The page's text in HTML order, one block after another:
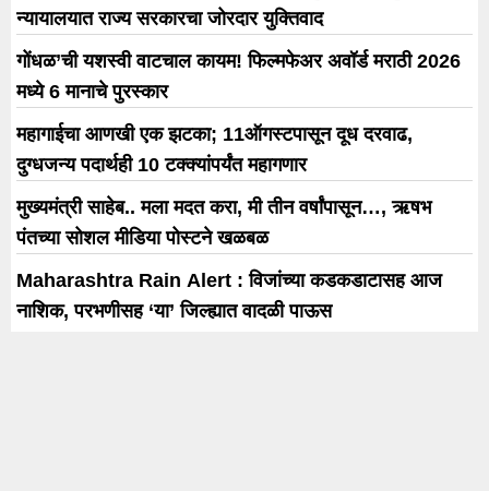
न्यायालयात राज्य सरकारचा जोरदार युक्तिवाद
गोंधळ’ची यशस्वी वाटचाल कायम! फिल्मफेअर अवॉर्ड मराठी 2026
मध्ये 6 मानाचे पुरस्कार
महागाईचा आणखी एक झटका; 11ऑगस्टपासून दूध दरवाढ,
दुग्धजन्य पदार्थही 10 टक्क्यांपर्यंत महागणार
मुख्यमंत्री साहेब.. मला मदत करा, मी तीन वर्षांपासून…, ऋषभ
पंतच्या सोशल मीडिया पोस्टने खळबळ
Maharashtra Rain Alert : विजांच्या कडकडाटासह आज
नाशिक, परभणीसह ‘या’ जिल्ह्यात वादळी पाऊस